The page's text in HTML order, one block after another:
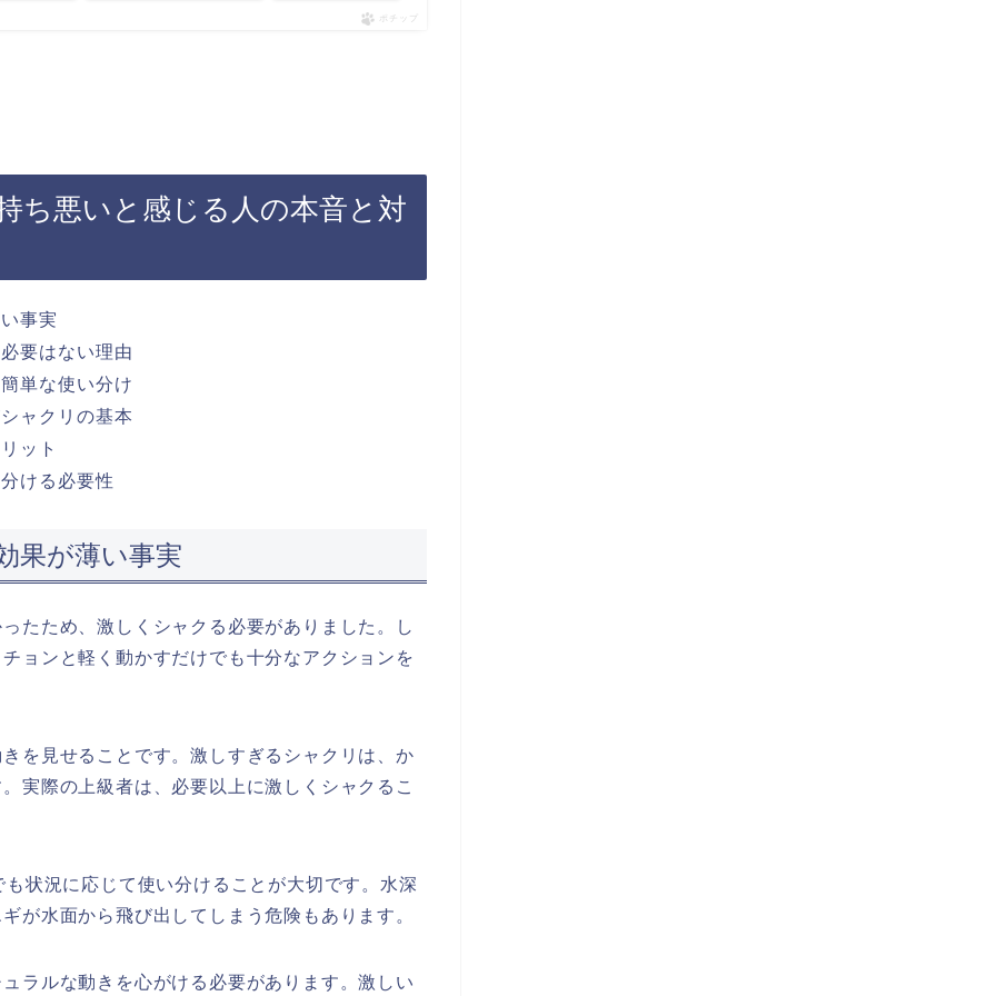
ポチップ
ち悪いと感じる人の本音と対
事実
要はない理由
単な使い分け
ャクリの基本
ット
ける必要性
果が薄い事実
たため、激しくシャクる必要がありました。し
ョンと軽く動かすだけでも十分なアクションを
を見せることです。激しすぎるシャクリは、か
実際の上級者は、必要以上に激しくシャクるこ
状況に応じて使い分けることが大切です。水深
が水面から飛び出してしまう危険もあります。
ラルな動きを心がける必要があります。激しい